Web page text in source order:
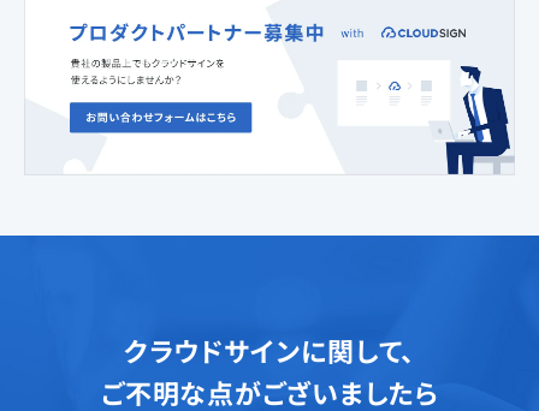
クラウドサインに関して、
ご不明な点がございましたら